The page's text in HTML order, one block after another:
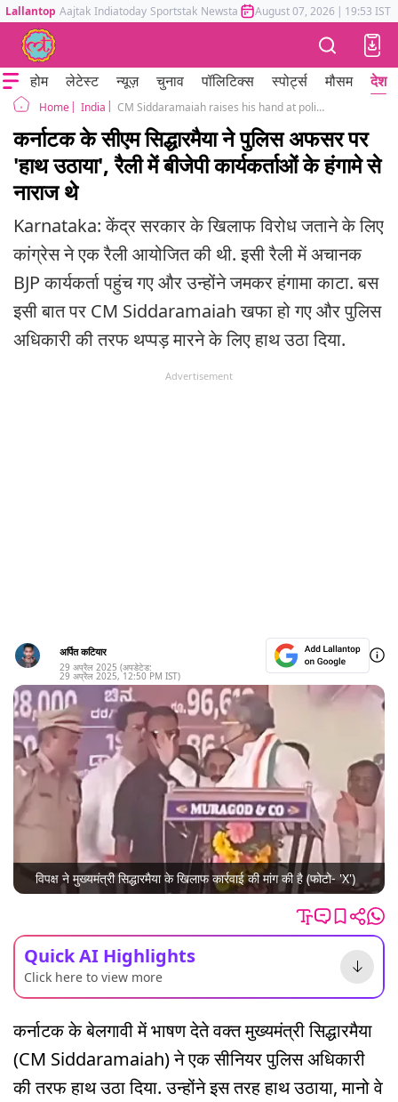
Lallantop Aajtak Indiatoday Sportstak Newstak Mumbai Tak Astrotak
August 07, 2026 | 19:53 IST
होम लेटेस्ट न्यूज़ चुनाव पॉलिटिक्स स्पोर्ट्स मौसम देश
Home India CM Siddaramaiah raises his hand at police officer SP karnataka bjp viral video
कर्नाटक के सीएम सिद्धारमैया ने पुलिस अफसर पर
'हाथ उठाया', रैली में बीजेपी कार्यकर्ताओं के हंगामे से
नाराज थे
Karnataka: केंद्र सरकार के खिलाफ विरोध जताने के लिए
कांग्रेस ने एक रैली आयोजित की थी. इसी रैली में अचानक
BJP कार्यकर्ता पहुंच गए और उन्होंने जमकर हंगामा काटा. बस
इसी बात पर CM Siddaramaiah खफा हो गए और पुलिस
अधिकारी की तरफ थप्पड़ मारने के लिए हाथ उठा दिया.
Advertisement
अर्पित कटियार
29 अप्रैल 2025 (अपडेटेड:
29 अप्रैल 2025, 12:50 PM IST)
विपक्ष ने मुख्यमंत्री सिद्धारमैया के खिलाफ कार्रवाई की मांग की है (फोटो- 'X')
Quick AI Highlights
Click here to view more
कर्नाटक के बेलगावी में भाषण देते वक्त मुख्यमंत्री सिद्धारमैया
(CM Siddaramaiah) ने एक सीनियर पुलिस अधिकारी
की तरफ हाथ उठा दिया. उन्होंने इस तरह हाथ उठाया, मानो वे